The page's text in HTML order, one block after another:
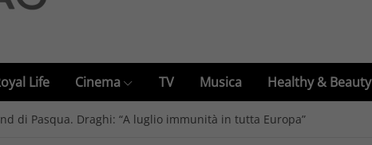
Life Cinema TV Musica Healthy & Beauty
di Pasqua. Draghi: “A luglio immunità in tutta Europa”